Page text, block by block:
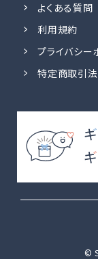
よくある質問
利用規約
プライバシー
特定商取引
©